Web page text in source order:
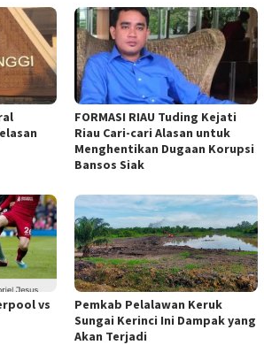
FORMASI RIAU Tuding Kejati
Riau Cari-cari Alasan untuk
Menghentikan Dugaan Korupsi
Bansos Siak
vs
Pemkab Pelalawan Keruk
Sungai Kerinci Ini Dampak yang
Akan Terjadi